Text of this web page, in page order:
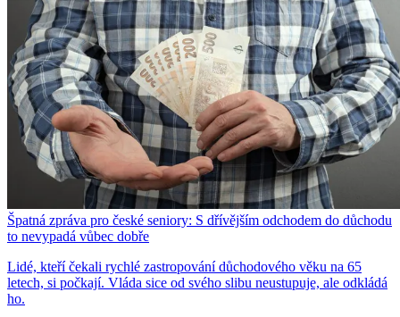
Špatná zpráva pro české seniory: S dřívějším odchodem do důchodu
to nevypadá vůbec dobře
Lidé, kteří čekali rychlé zastropování důchodového věku na 65
letech, si počkají. Vláda sice od svého slibu neustupuje, ale odkládá
ho.